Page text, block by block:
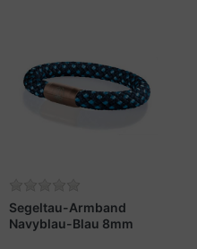
Segeltau-Armband
Navyblau-Blau 8mm